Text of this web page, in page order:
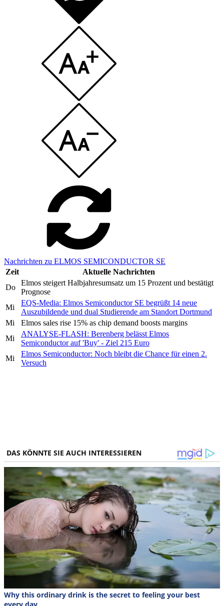
Nachrichten zu ELMOS SEMICONDUCTOR SE
Zeit
Aktuelle Nachrichten
Do
Elmos steigert Halbjahresumsatz um 15 Prozent und bestätigt
Prognose
Mi
EQS-Media: Elmos Semiconductor SE begrüßt 14 neue
Auszubildende und dual Studierende am Standort Dortmund
Mi
Elmos sales rise 15% as chip demand boosts margins
Mi
ANALYSE-FLASH: Berenberg belässt Elmos
Semiconductor auf 'Buy' - Ziel 215 Euro
Mi
Elmos Semiconductor: Noch bleibt die Chance für einen 2.
Versuch